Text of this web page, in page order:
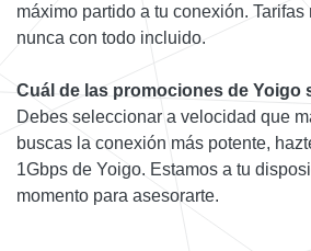
máximo partido a tu conexión. Tarifas
nunca con todo incluido.
Cuál de las promociones de Yoigo
Debes seleccionar a velocidad que
buscas la conexión más potente,
1Gbps de Yoigo. Estamos a tu
momento para asesorarte.